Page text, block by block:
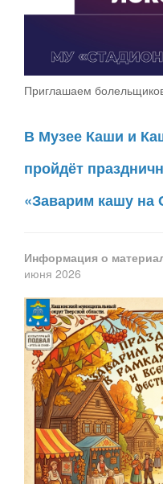
Приглашаем
В Музее Каши и
пройдёт
«Заварим кашу на
Информация о
июня 2026